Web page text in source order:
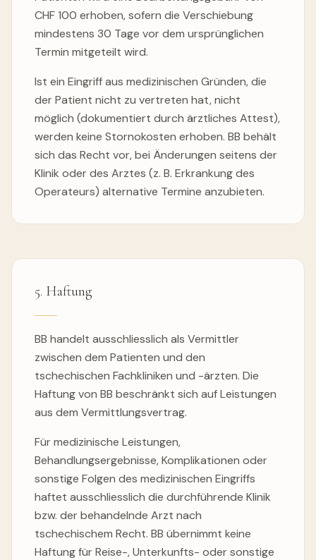
CHF 100 erhoben, sofern die Verschiebung
mindestens 30 Tage vor dem ursprünglichen
Termin mitgeteilt wird.
Ist ein Eingriff aus medizinischen Gründen, die
der Patient nicht zu vertreten hat, nicht
möglich (dokumentiert durch ärztliches Attest),
werden keine Stornokosten erhoben. BB behält
sich das Recht vor, bei Änderungen seitens der
Klinik oder des Arztes (z. B. Erkrankung des
Operateurs) alternative Termine anzubieten.
5. Haftung
BB handelt ausschliesslich als Vermittler
zwischen dem Patienten und den
tschechischen Fachkliniken und -ärzten. Die
Haftung von BB beschränkt sich auf Leistungen
aus dem Vermittlungsvertrag.
Für medizinische Leistungen,
Behandlungsergebnisse, Komplikationen oder
sonstige Folgen des medizinischen Eingriffs
haftet ausschliesslich die durchführende Klinik
bzw. der behandelnde Arzt nach
tschechischem Recht. BB übernimmt keine
Haftung für Reise-, Unterkunfts- oder sonstige